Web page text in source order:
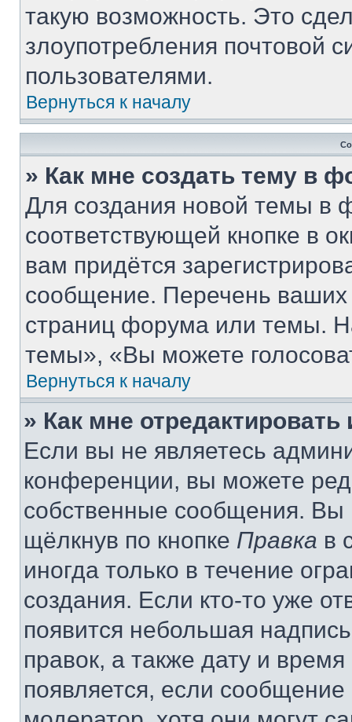
такую возможность. Это
злоупотребления почтовой
пользователями.
Вернуться к началу
» Как мне создать тему в
Для создания новой темы в
соответствующей кнопке в
вам придётся
сообщение. Перечень ваших
страниц форума или темы.
темы», «Вы можете
Вернуться к началу
» Как мне
Если вы не являетесь
конференции, вы можете
собственные сообщения. Вы
щёлкнув по кнопке Правка в
иногда только в течение
создания. Если кто-то уже
появится небольшая
правок, а также дату и
появляется, если